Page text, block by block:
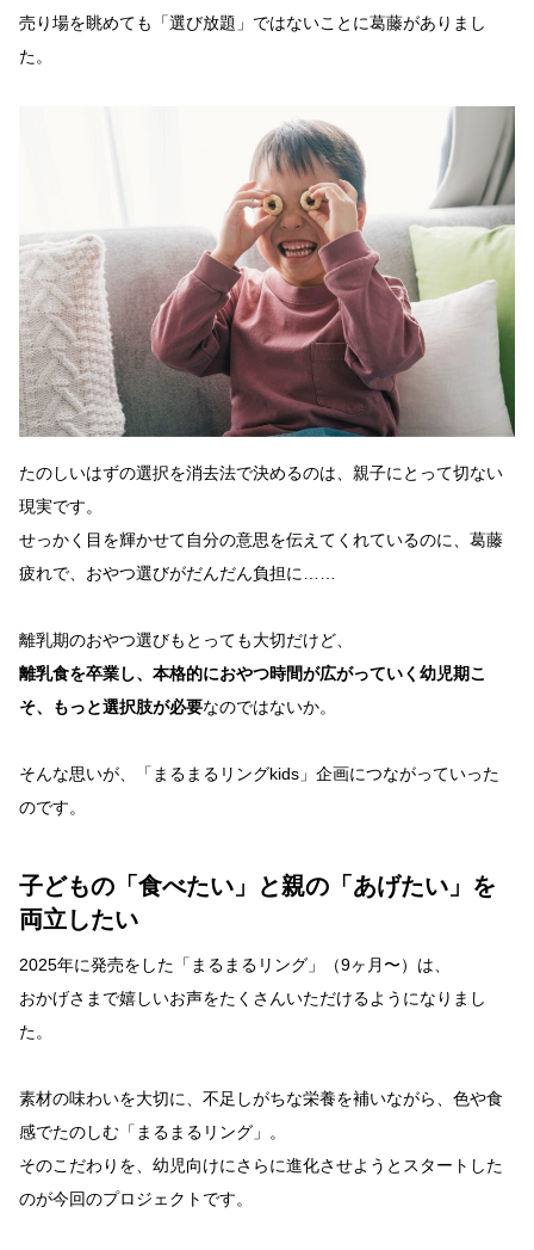
売り場を眺めても「選び放題」ではないことに葛藤がありまし
た。
たのしいはずの選択を消去法で決めるのは、親子にとって切ない
現実です。
せっかく目を輝かせて自分の意思を伝えてくれているのに、葛藤
疲れで、おやつ選びがだんだん負担に……
離乳期のおやつ選びもとっても大切だけど、
離乳食を卒業し、本格的におやつ時間が広がっていく幼児期こ
そ、もっと選択肢が必要なのではないか。
そんな思いが、「まるまるリングkids」企画につながっていった
のです。
子どもの「食べたい」と親の「あげたい」を
両立したい
2025年に発売をした「まるまるリング」（9ヶ月〜）は、
おかげさまで嬉しいお声をたくさんいただけるようになりまし
た。
素材の味わいを大切に、不足しがちな栄養を補いながら、色や食
感でたのしむ「まるまるリング」。
そのこだわりを、幼児向けにさらに進化させようとスタートした
のが今回のプロジェクトです。